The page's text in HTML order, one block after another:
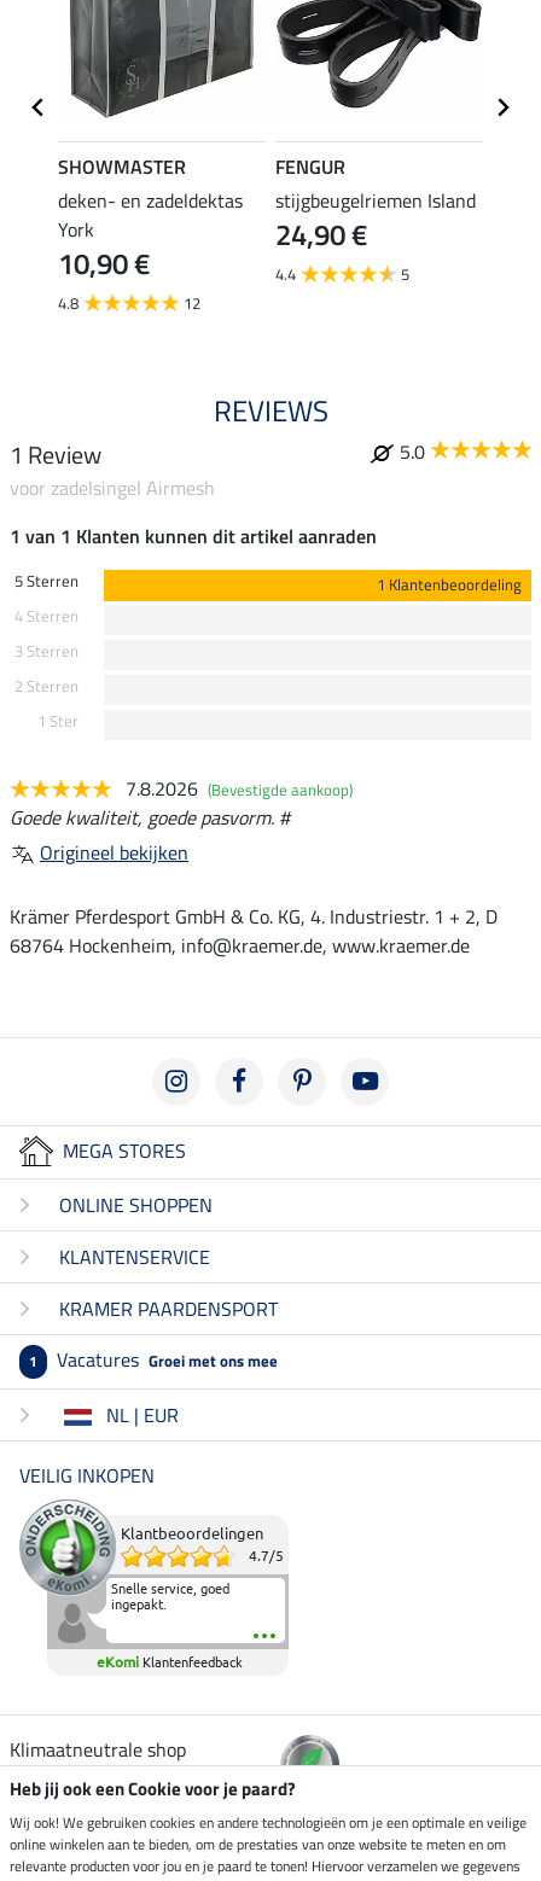
SHOWMASTER
deken- en zadeldektas
York
10,90 €
4.8 12
FENGUR
stijgbeugelriemen Island
24,90 €
4.4 5
REVIEWS
1 Review
5.0
voor zadelsingel Airmesh
1 van 1 Klanten kunnen dit artikel aanraden
5 Sterren
1 Klantenbeoordeling
4 Sterren
3 Sterren
2 Sterren
1 Ster
7.8.2026 (Bevestigde aankoop)
Goede kwaliteit, goede pasvorm. #
Origineel bekijken
Krämer Pferdesport GmbH & Co. KG, 4. Industriestr. 1 + 2, D
68764 Hockenheim, info@kraemer.de, www.kraemer.de
MEGA STORES
ONLINE SHOPPEN
KLANTENSERVICE
KRAMER PAARDENSPORT
1 Vacatures Groei met ons mee
NL | EUR
VEILIG INKOPEN
Klantbeoordelingen
4.7/5
Snelle service, goed
ingepakt.
eKomi Klantenfeedback
Klimaatneutrale shop
Verzending per
Heb jij ook een Cookie voor je paard?
Wij ook! We gebruiken cookies en andere technologieën om je een optimale en veilige
online winkelen aan te bieden, om de prestaties van onze website te meten en om
relevante producten voor jou en je paard te tonen! Hiervoor verzamelen we gegevens